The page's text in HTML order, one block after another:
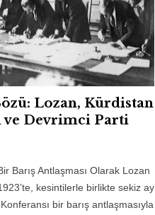
Lozan, Kürdistan
Devrimci Parti
Barış Antlaşması Olarak Lozan
kesintilerle birlikte sekiz ay
bir barış antlaşmasıyla